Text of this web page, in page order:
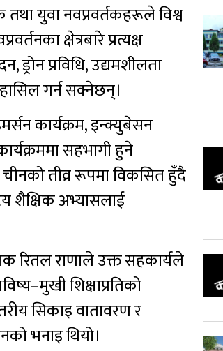
तथा युवा नवप्रवर्तकहरूले विश्व
क्षेत्रबारे प्रत्यक्ष
ड्रोन प्रविधि, उद्यमशीलता
गर्न सक्नेछन्।
कार्यक्रम, इन्क्युबेसन
सहभागी हुने
चीनको तीव्र रूपमा विकसित हुँदै
शैक्षिक अभ्यासलाई
रितल राणाले उक्त सहकार्यले
शिक्षाप्रतिको
सिकाइ वातावरण र
भनाइ थियो।